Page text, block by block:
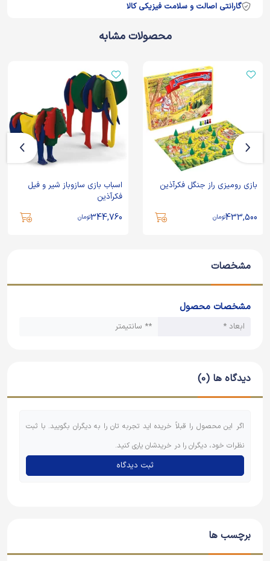
گارانتی اصالت و سلامت فیزیکی کالا
محصولات مشابه
بازی رومیزی راز جنگل فکرآذین
433,500تومان
اسباب بازی سازوباز شیر و فیل
فکرآذین
344,760تومان
مشخصات
مشخصات محصول
ابعاد * ** سانتیمتر
دیدگاه ها (0)
اگر این محصول را قبلاً خریده اید تجربه تان را به دیگران بگویید. با ثبت
نظرات خود، دیگران را در خریدشان یاری کنید.
ثبت دیدگاه
برچسب ها